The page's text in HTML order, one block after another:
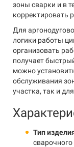
зоны сварки и в
корректировать
Для
логики работы
организовать
получает
можно
обслуживания
участка, так и
Тип